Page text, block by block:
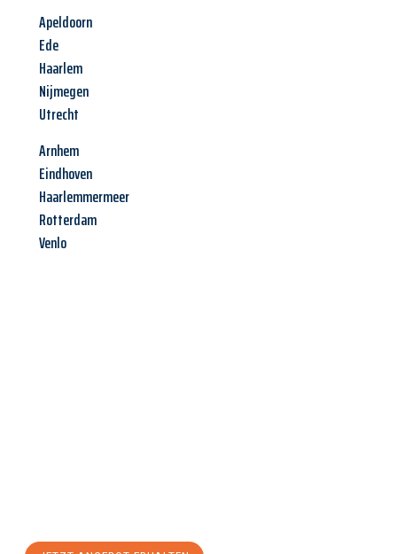
Apeldoorn
Ede
Haarlem
Nijmegen
Utrecht
Arnhem
Eindhoven
Haarlemmermeer
Rotterdam
Venlo